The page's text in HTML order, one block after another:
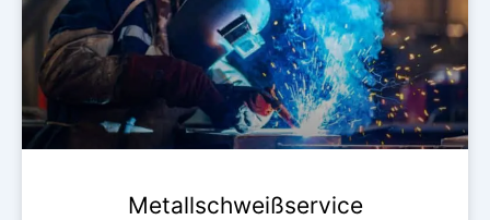
Metallschweißservice